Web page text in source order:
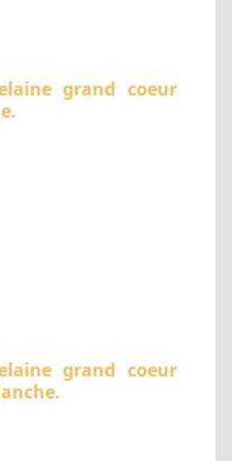
grand coeur
grand coeur